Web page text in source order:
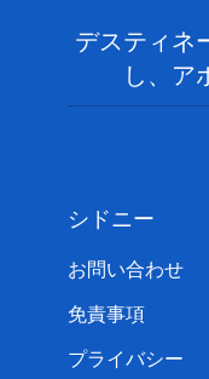
デスティネ
し、ア
シドニー
お問い合わせ
免責事項
プライバシー